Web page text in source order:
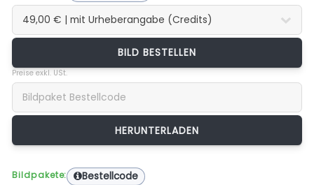
BILD BESTELLEN
Preise exkl. USt.
Bildpakete: Bestellcode